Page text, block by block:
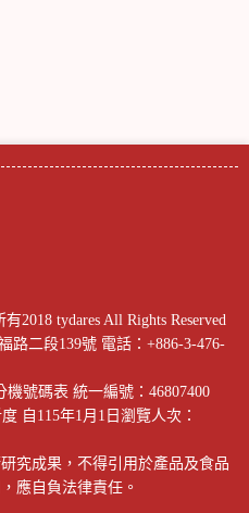
2018 tydares All Rights Reserved
路二段139號 電話：+886-3-476-
機號碼表 統一編號：46807400
自115年1月1日瀏覽人次：
究成果，不得引用於產品及食品
應自負法律責任。